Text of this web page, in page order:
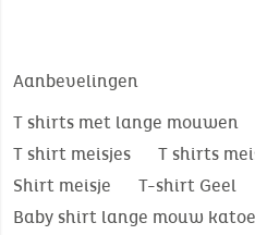
Aanbevelingen
T shirts met lange mouwen
T shirt meisjes
T shirts
Shirt meisje
T-shirt Geel
Baby shirt lange mouw